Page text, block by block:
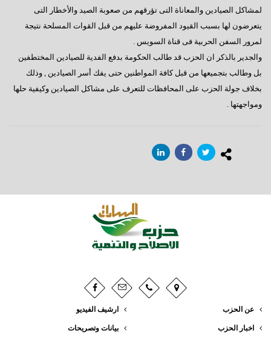
لمشاكل الصيادين والمعاناة التى تؤرقهم من صعوبة الصيد والأخطار التى
يتعرضون لها بسبب القيود المفروضة عليهم من قبل القوات المسلحة نتيجة
لمرور السفن الحربية فى قناة السويس .
والجدير بالذكر ان الحزب قد طالب الحكومة بدفع الفدية للصيادين المختطفين
بل وطالب بتجميعها من قبل كافة المواطنين حتى يفك أسر الصيادين , وذلك
بخلاف جولة الحزب على المحافظات للتعرف على مشاكل الصيادين وكيفية حلها
ومواجهتها .
عن الحزب
اخبار الحزب
ارشيف الفيديو
بيانات وتصريحات